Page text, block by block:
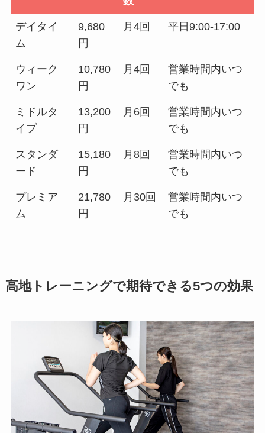
デイタイ
ム
9,680
円
月4回 平日9:00-17:00
ウィーク
ワン
10,780
円
月4回
営業時間内いつ
でも
ミドルタ
イプ
13,200
円
月6回
営業時間内いつ
でも
スタンダ
ード
15,180
円
月8回
営業時間内いつ
でも
プレミア
ム
21,780
円
月30回
営業時間内いつ
でも
高地トレーニングで期待できる5つの効果